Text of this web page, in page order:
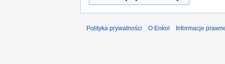
Polityka prywatności O Enkol Informacje